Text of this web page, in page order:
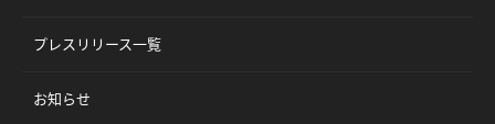
プレスリリース一覧
お知らせ